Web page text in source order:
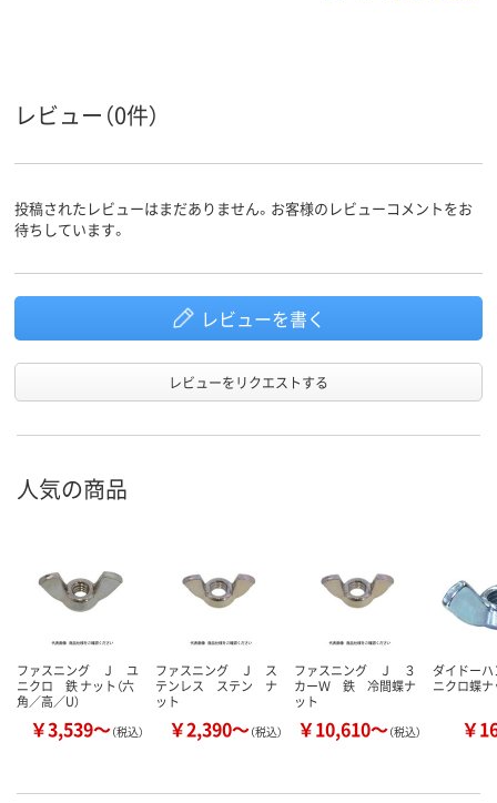
レビュー（0件）
投稿されたレビューはまだありません。お客様のレビューコメントをお
待ちしています。
レビューを書く
レビューをリクエストする
人気の商品
ファスニング Ｊ ユ
ニクロ 鉄 ナット（六
角／高／U）
￥3,539～（税込）
ファスニング Ｊ ス
テンレス ステン ナ
ット
￥2,390～（税込）
ファスニング Ｊ ３
カーＷ 鉄 冷間蝶ナ
ット
￥10,610～（税込）
ダイドーハ
ニクロ蝶
￥